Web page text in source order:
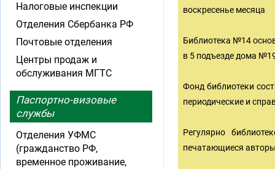
воскресенье месяца
Библиотека №14
в 5 подъезде дома
Фонд библиотеки
периодические и
Регулярно
печатающиеся
Налоговые инспекции
Отделения Сбербанка РФ
Почтовые отделения
Центры продаж и
обслуживания МГТС
Паспортно-визовые
службы
Отделения УФМС
(гражданство РФ,
временное проживание,